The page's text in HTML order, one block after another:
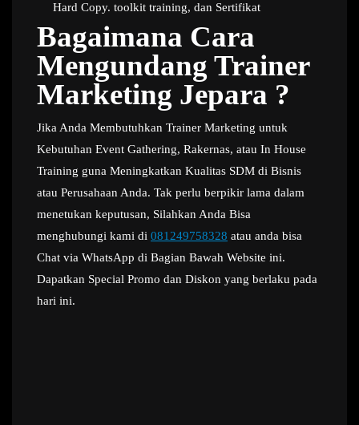
Hard Copy. toolkit training, dan Sertifikat
Bagaimana Cara
Mengundang Trainer
Marketing Jepara ?
Jika Anda Membutuhkan Trainer Marketing untuk
Kebutuhan Event Gathering, Rakernas, atau In House
Training guna Meningkatkan Kualitas SDM di Bisnis
atau Perusahaan Anda. Tak perlu berpikir lama dalam
menetukan keputusan, Silahkan Anda Bisa
menghubungi kami di 081249758328 atau anda bisa
Chat via WhatsApp di Bagian Bawah Website ini.
Dapatkan Special Promo dan Diskon yang berlaku pada
hari ini.